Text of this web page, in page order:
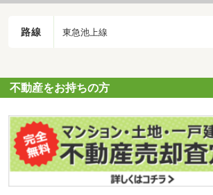
路線 東急池上線
不動産をお持ちの方